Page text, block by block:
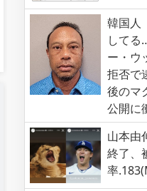
韓国人
して
ー・ウ
拒否で
後のマ
公開に
山本由
終了、
率